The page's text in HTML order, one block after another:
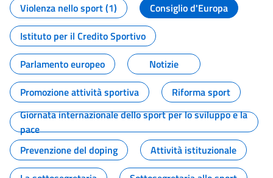
Violenza nello sport (1)
Consiglio d'Europa
Istituto per il Credito Sportivo
Parlamento europeo
Notizie
Promozione attività sportiva
Riforma sport
Giornata internazionale dello sport per lo sviluppo e la
pace
Prevenzione del doping
Attività istituzionale